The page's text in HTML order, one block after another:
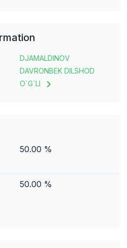
DJAMALDINOV
DAVRONBEK DILSHOD
O`G`LI
50.00 %
50.00 %